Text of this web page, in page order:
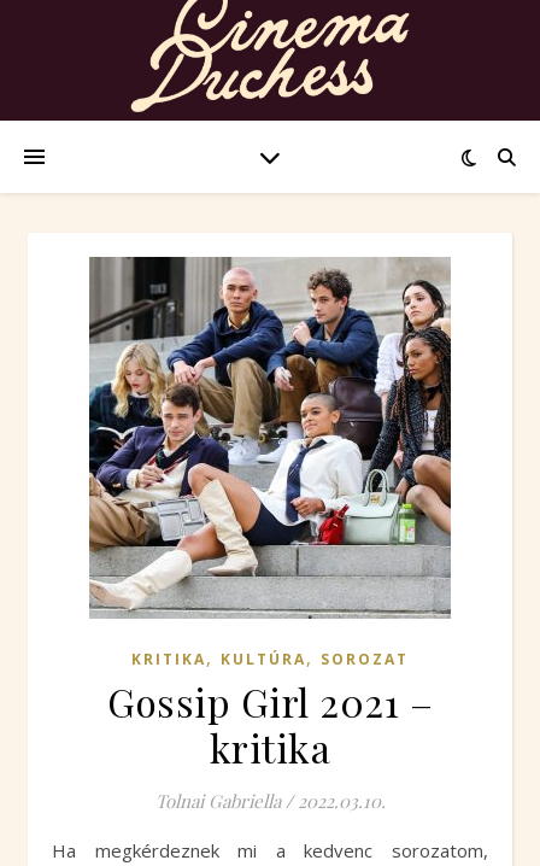
KRITIKA, KULTÚRA, SOROZAT
Gossip Girl 2021 –
kritika
Tolnai Gabriella / 2022.03.10.
Ha megkérdeznek mi a kedvenc sorozatom,